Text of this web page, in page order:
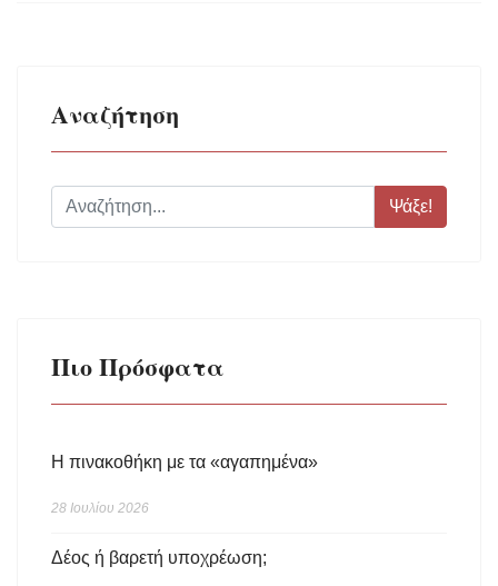
Αναζήτηση
Ψάξε!
Πιο Πρόσφατα
Η πινακοθήκη με τα «αγαπημένα»
28 Ιουλίου 2026
Δέος ή βαρετή υποχρέωση;